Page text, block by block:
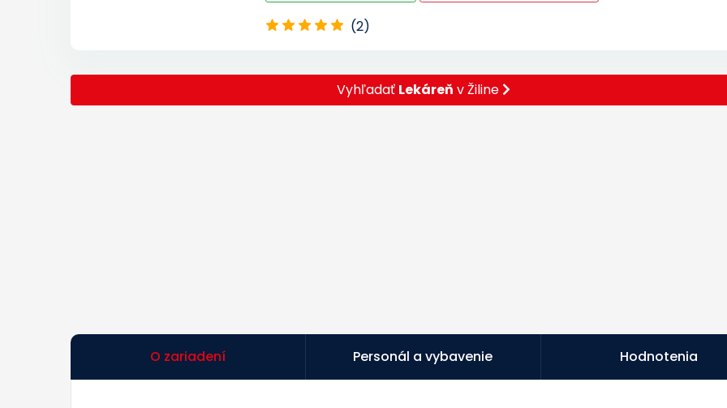
(2)
Vyhľadať Lekáreň v Žiline
O zariadení Personál a vybavenie Hodnotenia